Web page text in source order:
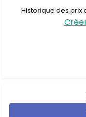
Historique des prix